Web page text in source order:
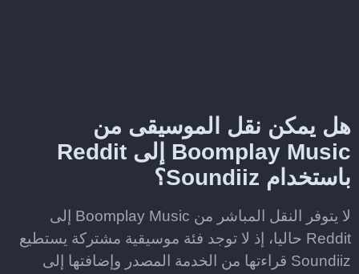
هل يمكن نقل الموسيقى من
Boomplay Music إلى Reddit
باستخدام Soundiiz؟
لا يتوفر النقل المباشر من Boomplay Music إلى
Reddit حاليا، إذ لا توجد فئة موسيقية مشتركة يستطيع
Soundiiz قراءتها من الخدمة المصدر وإضافتها إلى